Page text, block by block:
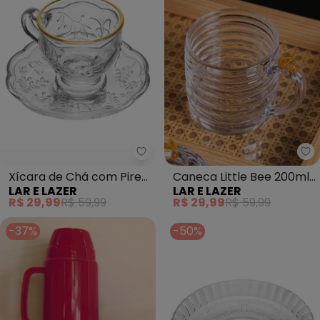
Lar e Lazer - Xícara de Chá
Xícara de Chá com Pires
(Com Fio Dourado) 180ml
LAR E LAZER
R$ 29,99R$ 59,99
Caneca Little Bee 200ml
Cristal Ecológico
LAR E LAZER
R$ 29,99R$ 59,99
-37%
-50%